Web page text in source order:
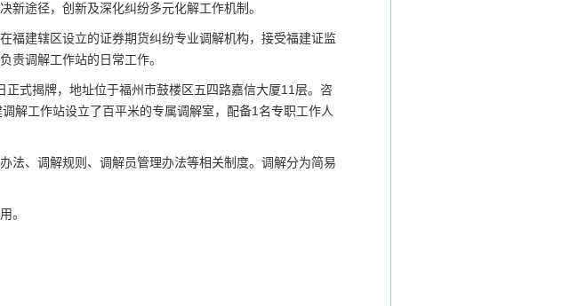
新途径，创新及深化纠纷多元化解工作机制。
福建辖区设立的证券期货纠纷专业调解机构，接受福建证监
责调解工作站的日常工作。
正式揭牌，地址位于福州市鼓楼区五四路嘉信大厦11层。咨
解工作站设立了百平米的专属调解室，配备1名专职工作人
法、调解规则、调解员管理办法等相关制度。调解分为简易
。